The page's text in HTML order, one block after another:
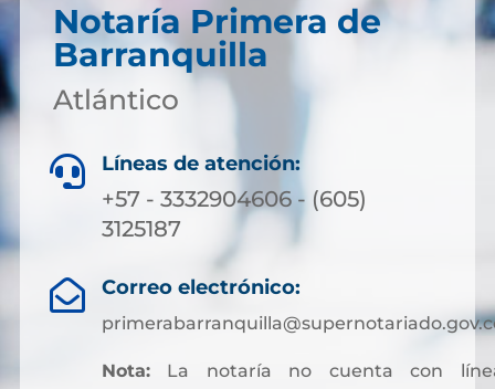
Notaría Primera de
Barranquilla
Atlántico
 Líneas de atención:
+57 - 3332904606 - (605)
3125187
 Correo electrónico:
Nota:La notaría no cuenta con